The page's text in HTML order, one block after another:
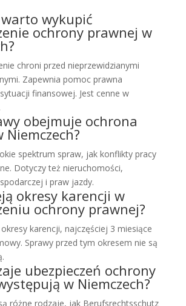
warto wykupić
ochrony prawnej w
chroni przed nieprzewidzianymi
Zapewnia pomoc prawna
finansowej. Jest cenne w
obejmuje ochrona
spektrum spraw, jak konflikty pracy
Dotyczy też nieruchomości,
i praw jazdy.
okresy karencji w
ochrony prawnej?
karencji, najczęściej 3 miesiące
Sprawy przed tym okresem nie są
ubezpieczeń ochrony
w Niemczech?
różne rodzaje, jak Berufsrechtsschutz